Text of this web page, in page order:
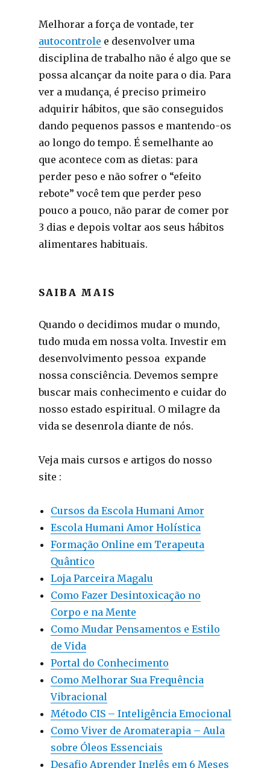
Melhorar a força de vontade, ter
autocontrole e desenvolver uma
disciplina de trabalho não é algo que se
possa alcançar da noite para o dia. Para
ver a mudança, é preciso primeiro
adquirir hábitos, que são conseguidos
dando pequenos passos e mantendo-os
ao longo do tempo. É semelhante ao
que acontece com as dietas: para
perder peso e não sofrer o “efeito
rebote” você tem que perder peso
pouco a pouco, não parar de comer por
3 dias e depois voltar aos seus hábitos
alimentares habituais.
SAIBA MAIS
Quando o decidimos mudar o mundo,
tudo muda em nossa volta. Investir em
desenvolvimento pessoa expande
nossa consciência. Devemos sempre
buscar mais conhecimento e cuidar do
nosso estado espiritual. O milagre da
vida se desenrola diante de nós.
Veja mais cursos e artigos do nosso
site :
Cursos da Escola Humani Amor
Escola Humani Amor Holística
Formação Online em Terapeuta
Quântico
Loja Parceira Magalu
Como Fazer Desintoxicação no
Corpo e na Mente
Como Mudar Pensamentos e Estilo
de Vida
Portal do Conhecimento
Como Melhorar Sua Frequência
Vibracional
Método CIS – Inteligência Emocional
Como Viver de Aromaterapia – Aula
sobre Óleos Essenciais
Desafio Aprender Inglês em 6 Meses